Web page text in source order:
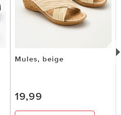
Mules, beige
19,99